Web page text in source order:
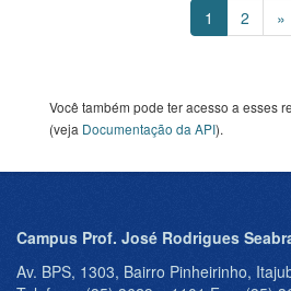
1 2 »
Você também pode ter acesso a esses
(veja Documentação da API).
Campus Prof. José Rodrigues
Av. BPS, 1303, Bairro Pinheirinho,